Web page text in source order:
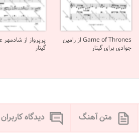
Game of Thrones از رامین
جوادی برای گیتار
پرپرواز از شادمهر
گیتار
متن آهنگ دیدگاه کاربران